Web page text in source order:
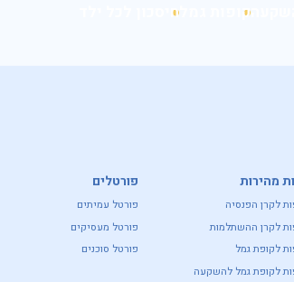
קופות גמלחיסכון לכל ילד
מהירות
לקרן הפנסיה
לקרן ההשתלמות
לקופת גמל
לקופת גמל להשקעה
פורטלים
פורטל עמיתים
פורטל מעסיקים
פורטל סוכנים